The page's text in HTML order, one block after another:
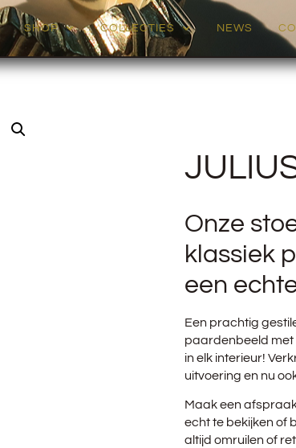
SHOP COLLECTIES NEWS
Onze
klassiek
een
Een prachtig
paardenbeeld
in elk interieur!
uitvoering en nu
Maak een
echt te bekijken of
altijd omruilen of